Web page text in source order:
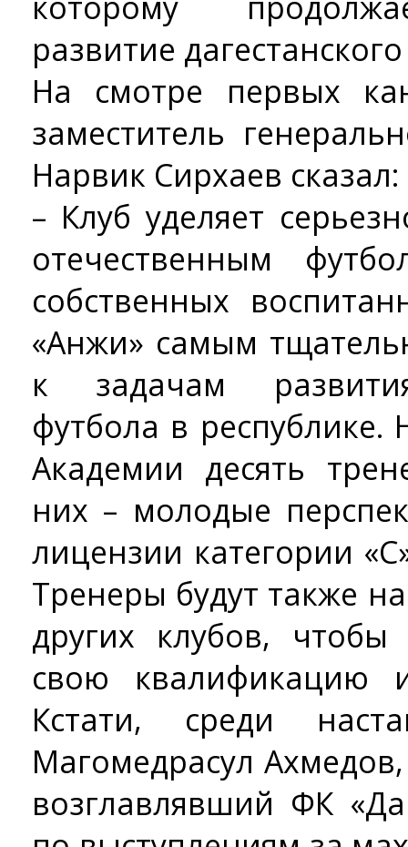
развитие
На смотре первых
заместитель
Нарвик Сирхаев сказал:
– Клуб уделяет
отечественным
собственных
«Анжи» самым
к задачам
футбола в
Академии десять
них – молодые
лицензии категории
Тренеры будут также
других клубов,
свою квалификацию
Кстати, среди
Магомедрасул
возглавлявший ФК